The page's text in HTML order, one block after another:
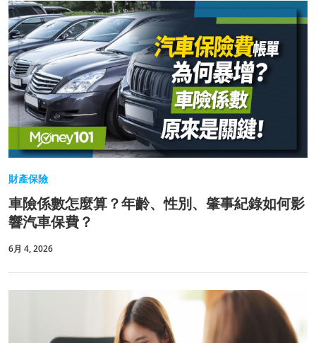
財產保險
車險係數怎麼算？年齡、性別、肇事紀錄如何影
響汽車保費？
6月 4, 2026